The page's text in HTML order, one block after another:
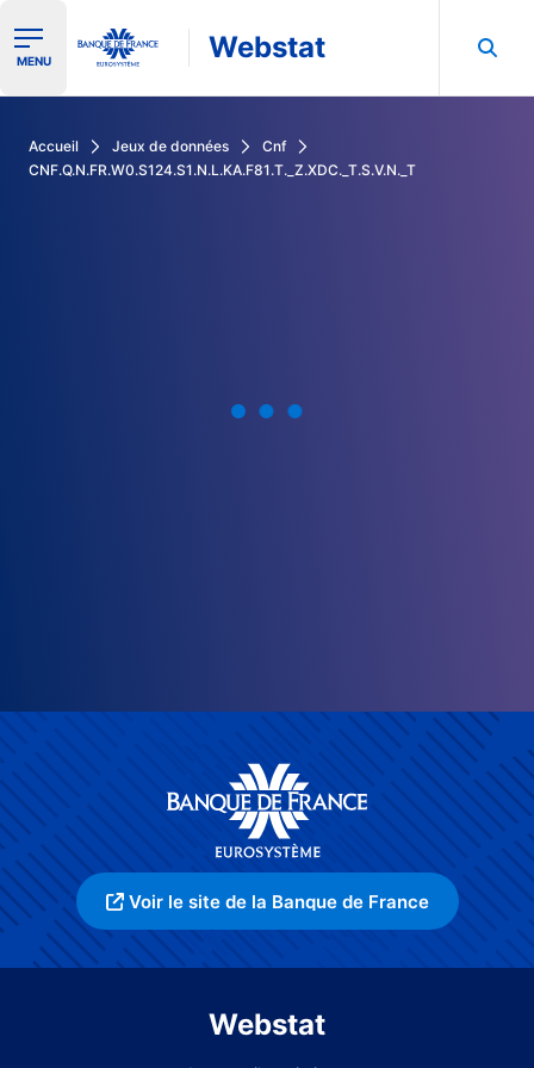
Ouvrir le menu de navigation
MENU Webstat
Accueil Jeux de données
Cnf
CNF.Q.N.FR.W0.S124.S1.N.L.KA.F81.T._Z.XDC._T.S.V.N._T
Voir le site de la Banque de France
Webstat